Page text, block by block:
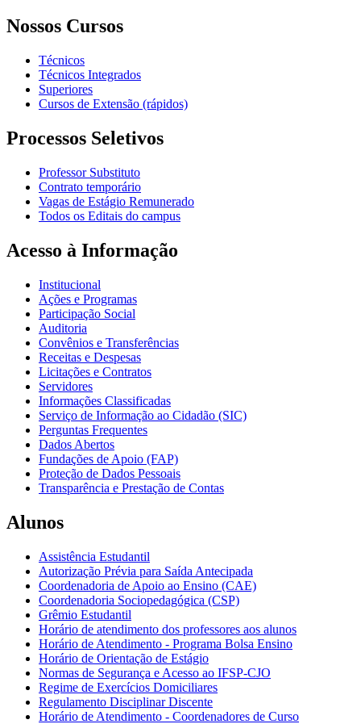
Nossos Cursos
Técnicos
Técnicos Integrados
Superiores
Cursos de Extensão (rápidos)
Processos Seletivos
Professor Substituto
Contrato temporário
Vagas de Estágio Remunerado
Todos os Editais do campus
Acesso à Informação
Institucional
Ações e Programas
Participação Social
Auditoria
Convênios e Transferências
Receitas e Despesas
Licitações e Contratos
Servidores
Informações Classificadas
Serviço de Informação ao Cidadão (SIC)
Perguntas Frequentes
Dados Abertos
Fundações de Apoio (FAP)
Proteção de Dados Pessoais
Transparência e Prestação de Contas
Alunos
Assistência Estudantil
Autorização Prévia para Saída Antecipada
Coordenadoria de Apoio ao Ensino (CAE)
Coordenadoria Sociopedagógica (CSP)
Grêmio Estudantil
Horário de atendimento dos professores aos alunos
Horário de Atendimento - Programa Bolsa Ensino
Horário de Orientação de Estágio
Normas de Segurança e Acesso ao IFSP-CJO
Regime de Exercícios Domiciliares
Regulamento Disciplinar Discente
Horário de Atendimento - Coordenadores de Curso